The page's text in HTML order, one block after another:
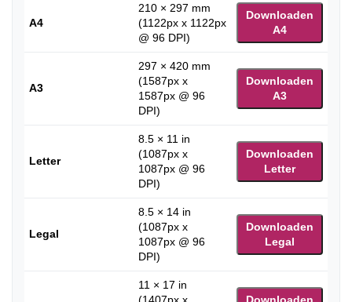
A4
210 × 297 mm
(1122px x 1122px
@ 96 DPI)
Downloaden
A4
A3
297 × 420 mm
(1587px x
1587px @ 96
DPI)
Downloaden
A3
Letter
8.5 × 11 in
(1087px x
1087px @ 96
DPI)
Downloaden
Letter
Legal
8.5 × 14 in
(1087px x
1087px @ 96
DPI)
Downloaden
Legal
11 × 17 in
(1407px x
Downloaden